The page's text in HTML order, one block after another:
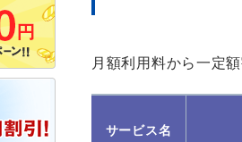
月額利用料から一定
サービス名